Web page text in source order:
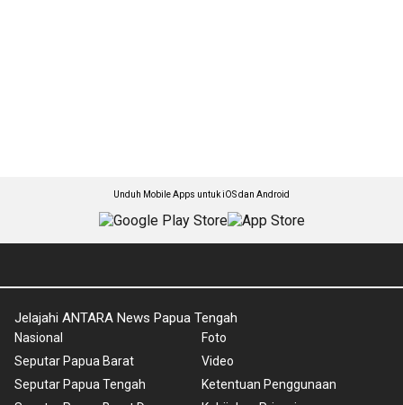
Unduh Mobile Apps untuk iOS dan Android
Jelajahi ANTARA News Papua Tengah
Nasional
Seputar Papua Barat
Seputar Papua Tengah
Foto
Video
Ketentuan Penggunaan